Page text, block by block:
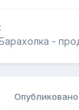
-
Опубликовано